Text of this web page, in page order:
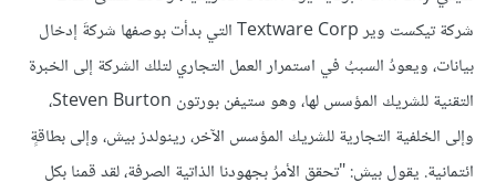
شركة تيكست وير Textware Corp التي بدأت بوصفها شركةَ إدخال
بيانات، ويعودُ السببُ في استمرار العمل التجاري لتلك الشركة إلى الخبرة
التقنية للشريك المؤسس لها، وهو ستيفن بورتون Steven Burton،
وإلى الخلفية التجارية للشريك المؤسس الآخر، رينولدز بيش، وإلى بطاقةٍ
ائتمانية. يقول بيش: "تحقق الأمرُ بجهودنا الذاتية الصرفة، لقد قمنا بكل